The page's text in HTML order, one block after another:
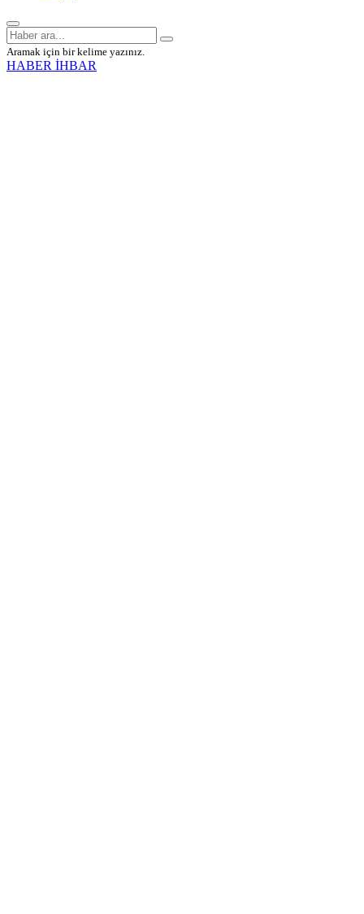
Aramak için bir kelime yazınız.
HABER İHBAR